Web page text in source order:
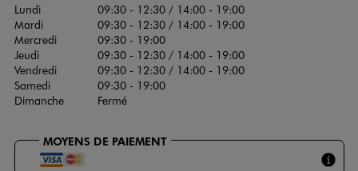
Lundi
09:30 - 12:30 / 14:00 - 19:00
Mardi
09:30 - 12:30 / 14:00 - 19:00
Mercredi
09:30 - 19:00
Jeudi
09:30 - 12:30 / 14:00 - 19:00
Vendredi
09:30 - 12:30 / 14:00 - 19:00
Samedi
09:30 - 19:00
Dimanche
Fermé
MOYENS DE PAIEMENT